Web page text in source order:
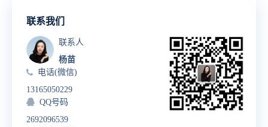
联系我们
联系人
杨苗
电话(微信)
13165050229
QQ号码
2692096539